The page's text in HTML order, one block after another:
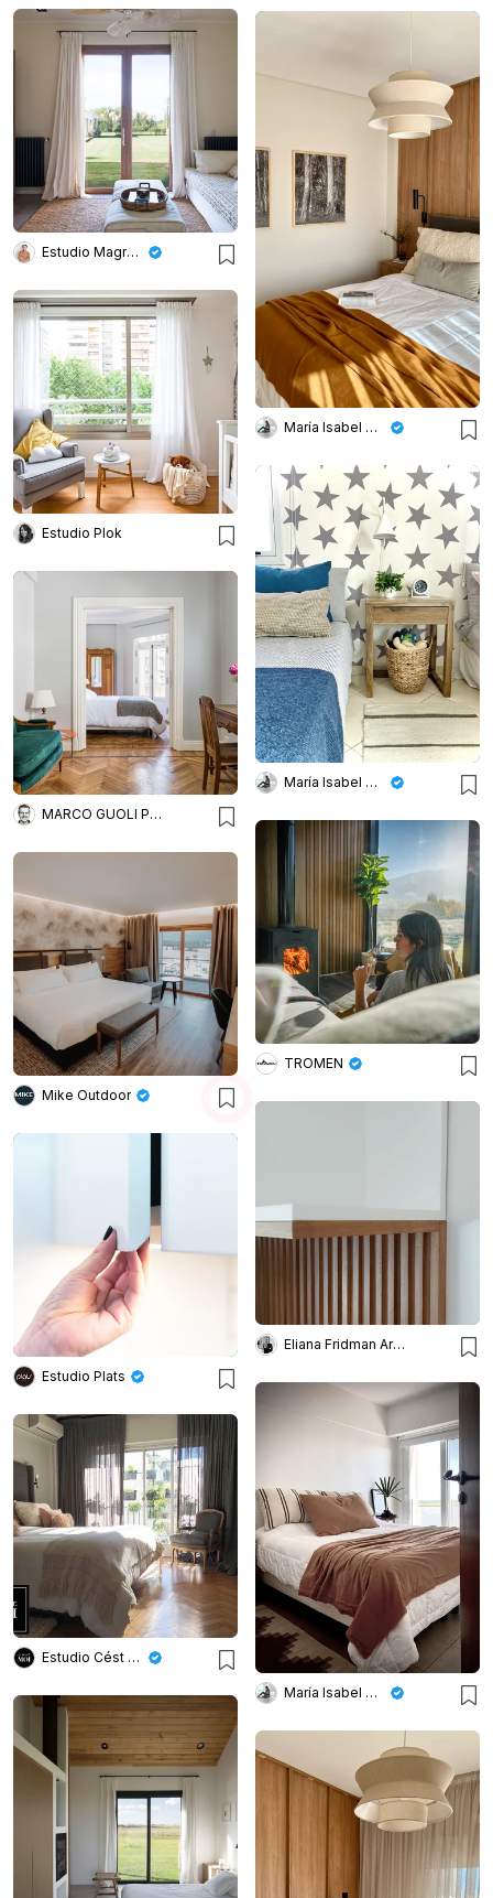
Estudio Magrane
María Isabel Wetzel
Estudio Plok
María Isabel Wetzel
MARCO GUOLI PHOTO
TROMEN
Mike Outdoor
Eliana Fridman Arquitecta
Estudio Plats
María Isabel Wetzel
Estudio Cést Moi